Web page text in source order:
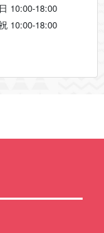
日 10:00-18:00
10:00-18:00